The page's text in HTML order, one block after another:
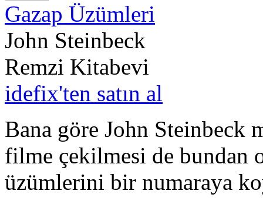
Gazap Üzümleri
John Steinbeck
Remzi Kitabevi
idefix'ten satın al
Bana göre John Steinbeck
filme çekilmesi de bundan
üzümlerini bir numaraya